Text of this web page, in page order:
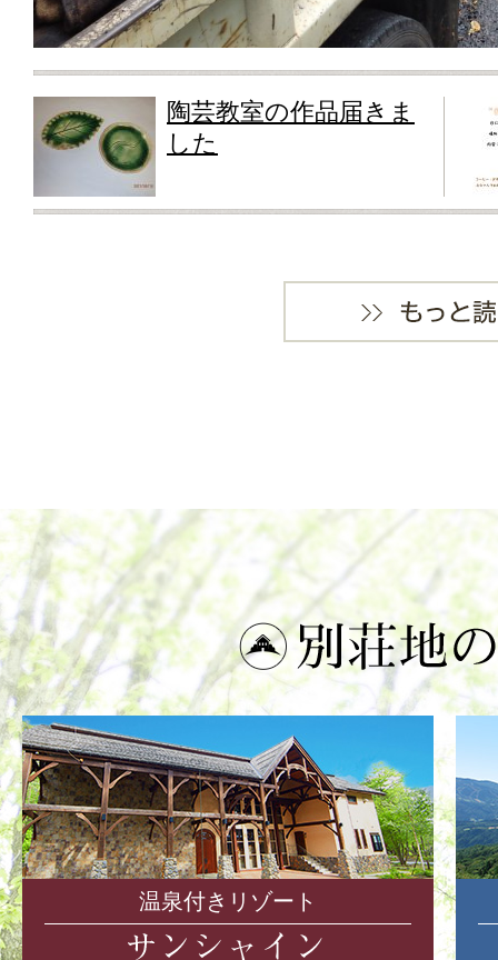
陶芸教室の作品届きま
した
温泉付きリゾート